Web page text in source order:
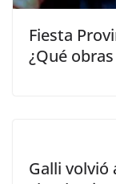
Fiesta
¿Qué
Galli volvió